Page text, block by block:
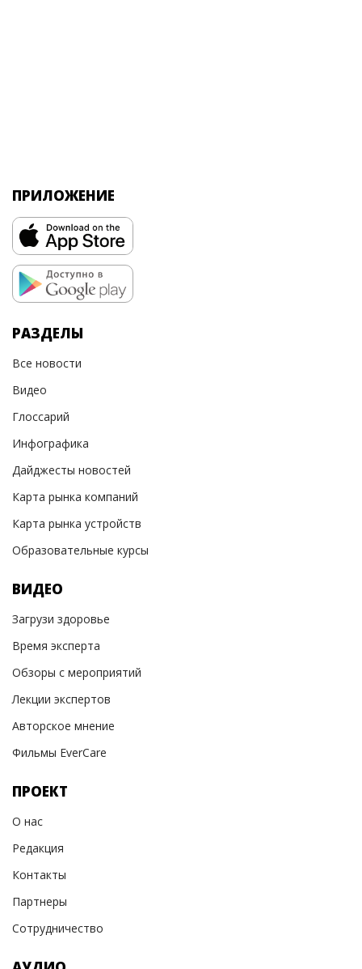
ПРИЛОЖЕНИЕ
РАЗДЕЛЫ
Все новости
Видео
Глоссарий
Инфографика
Дайджесты новостей
Карта рынка компаний
Карта рынка устройств
Образовательные курсы
ВИДЕО
Загрузи здоровье
Время эксперта
Обзоры с мероприятий
Лекции экспертов
Авторское мнение
Фильмы EverCare
ПРОЕКТ
О нас
Редакция
Контакты
Партнеры
Сотрудничество